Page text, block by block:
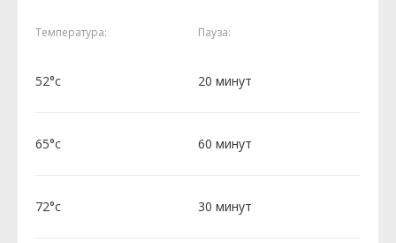
Температура: Пауза:
52°c 20 минут
65°c 60 минут
72°c 30 минут